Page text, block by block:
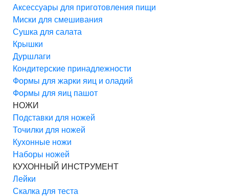
Аксессуары для приготовления пищи
Миски для смешивания
Сушка для салата
Крышки
Дуршлаги
Кондитерские принадлежности
Формы для жарки яиц и оладий
Формы для яиц пашот
НОЖИ
Подставки для ножей
Точилки для ножей
Кухонные ножи
Наборы ножей
КУХОННЫЙ ИНСТРУМЕНТ
Лейки
Скалка для теста